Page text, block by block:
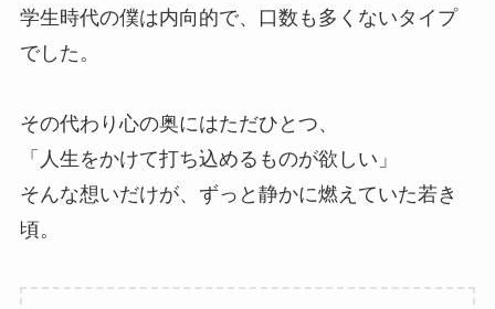
学生時代の僕は内向的で、口数も多くないタイプ
でした。
その代わり心の奥にはただひとつ、
「人生をかけて打ち込めるものが欲しい」
そんな想いだけが、ずっと静かに燃えていた若き
頃。